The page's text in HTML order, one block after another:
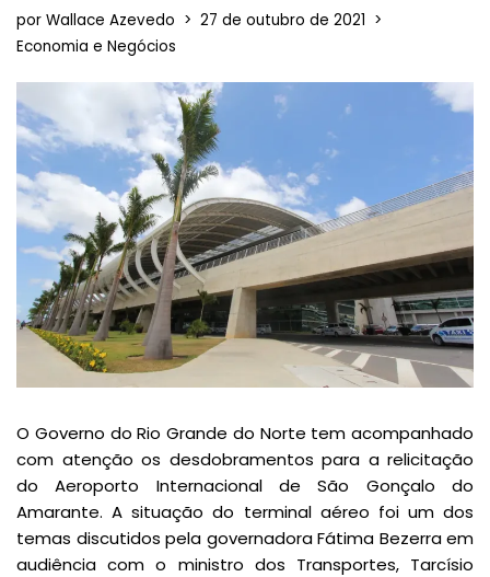
por Wallace Azevedo
27 de outubro de 2021
Economia e Negócios
O Governo do Rio Grande do Norte tem acompanhado
com atenção os desdobramentos para a relicitação
do Aeroporto Internacional de São Gonçalo do
Amarante. A situação do terminal aéreo foi um dos
temas discutidos pela governadora Fátima Bezerra em
audiência com o ministro dos Transportes, Tarcísio